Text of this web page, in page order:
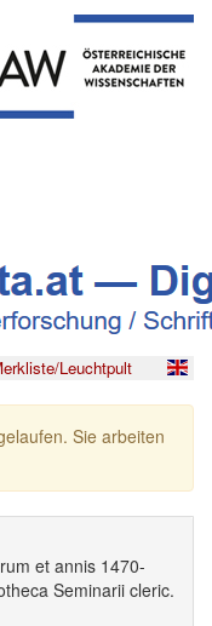
Leuchtpult
Sie arbeiten
et annis 1470-
Seminarii cleric.